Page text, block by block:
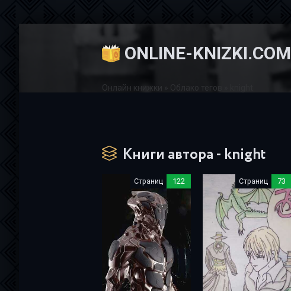
ONLINE-KNIZKI.COM
Онлайн книжки Облако тегов
Книги автора - knight
Страниц 122 Страниц 73